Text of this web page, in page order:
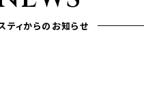
ティからのお知らせ